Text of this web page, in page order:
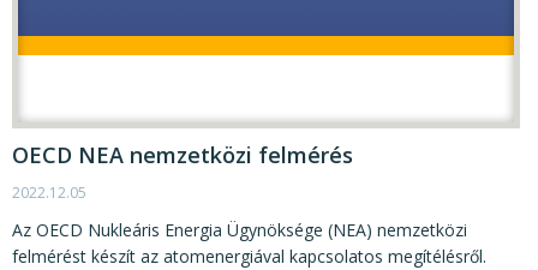
OECD NEA nemzetközi felmérés
2022.12.05
Az OECD Nukleáris Energia Ügynöksége (NEA) nemzetközi
felmérést készít az atomenergiával kapcsolatos megítélésről.